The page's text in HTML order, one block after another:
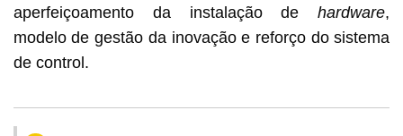
aperfeiçoamento da instalação de hardware,
modelo de gestão da inovação e reforço do sistema
de control.